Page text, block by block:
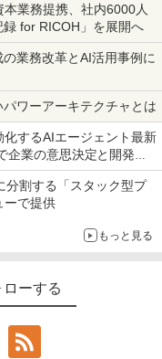
業務提携、社内6000人
for RICOH」を展開へ
業務改革とAI活用事例に
ワーアーキテクチャとは
するAIエージェント最新
業の意思決定と開発を
分割する「スタック型プ
ーで提供
もっと見る
ーする